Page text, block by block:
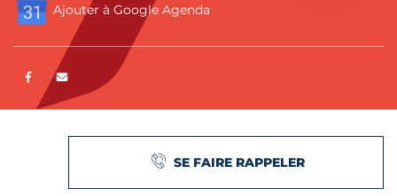
Ajouter à Google Agenda
Partager sur Facebook
ENVOYER PAR E-MAIL
SE FAIRE RAPPELER